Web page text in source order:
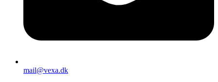
mail@vexa.dk